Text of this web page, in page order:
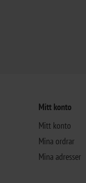
Mitt konto
Mitt konto
Mina ordrar
Mina adresser